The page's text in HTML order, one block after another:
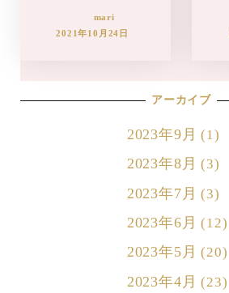
mari
2021年10月24日
アーカイブ
2023年9月 (1)
2023年8月 (3)
2023年7月 (3)
2023年6月 (12)
2023年5月 (20)
2023年4月 (23)